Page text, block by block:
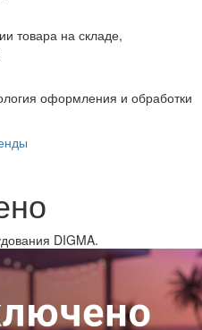
товара на складе,
оформления и обработки
DIGMA.